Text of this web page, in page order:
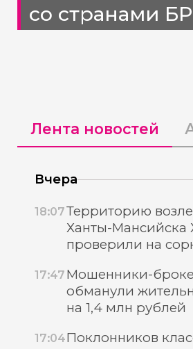
со странами
Лента новостей
Вчера
18:07Территорию
Ханты-
проверили на
17:47 Мошенники-
обманули
на 1,4 млн рублей
17:04Поклонников